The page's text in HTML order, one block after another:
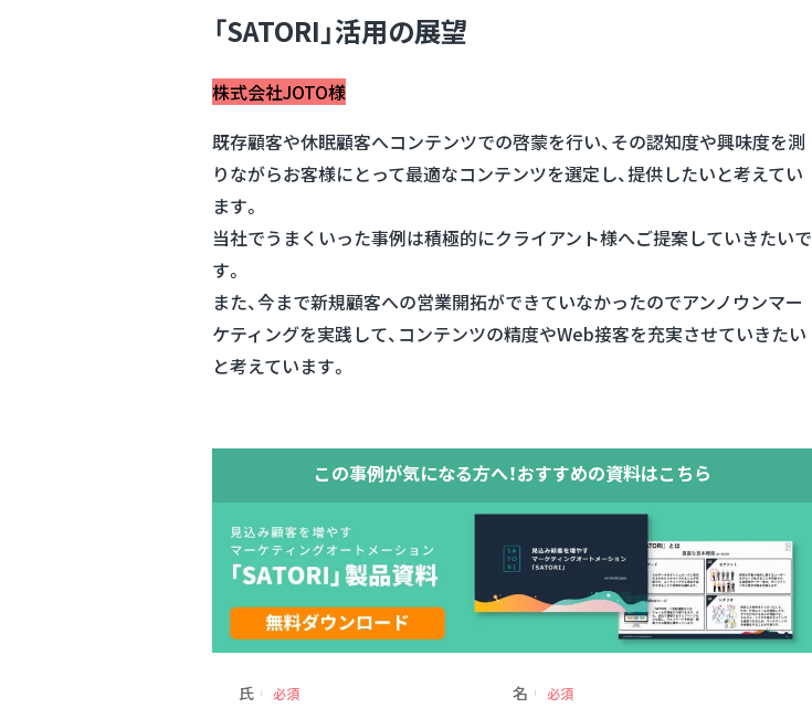
「SATORI」活用の展望
株式会社JOTO様
既存顧客や休眠顧客へコンテンツでの啓蒙を行い、その認知度や興味度を測
りながらお客様にとって最適なコンテンツを選定し、提供したいと考えてい
ます。
当社でうまくいった事例は積極的にクライアント様へご提案していきたいで
す。
また、今まで新規顧客への営業開拓ができていなかったのでアンノウンマー
ケティングを実践して、コンテンツの精度やWeb接客を充実させていきたい
と考えています。
この事例が気になる方へ！おすすめの資料はこちら
氏 必須 名 必須